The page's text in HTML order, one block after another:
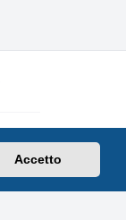
Accetto